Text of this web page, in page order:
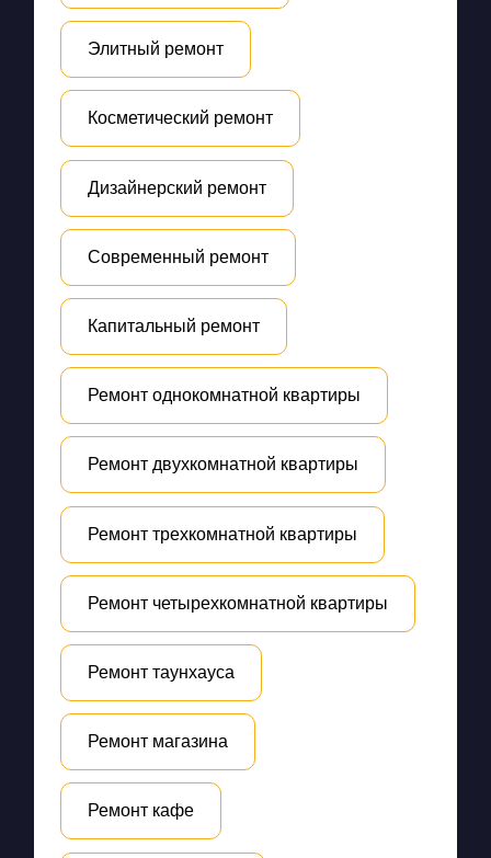
Элитный ремонт
Косметический ремонт
Дизайнерский ремонт
Современный ремонт
Капитальный ремонт
Ремонт однокомнатной квартиры
Ремонт двухкомнатной квартиры
Ремонт трехкомнатной квартиры
Ремонт четырехкомнатной квартиры
Ремонт таунхауса
Ремонт магазина
Ремонт кафе